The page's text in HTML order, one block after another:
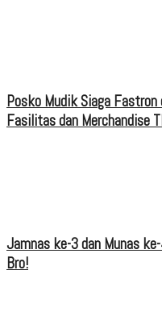
Posko Mudik Siaga Fastron
Fasilitas dan Merchandise
Jamnas ke-3 dan Munas
Bro!